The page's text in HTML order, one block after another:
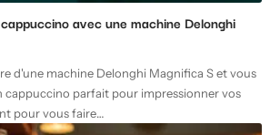
avec une machine Delonghi
d'une machine Delonghi Magnifica S et vous
cappuccino parfait pour impressionner vos
pour vous faire…